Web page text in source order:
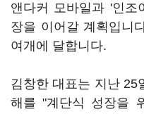
앤다커 모바일과 '인
장을 이어갈 계획입니
여개에 달합니다.
김창한 대표는 지난 25
해를 "계단식 성장을